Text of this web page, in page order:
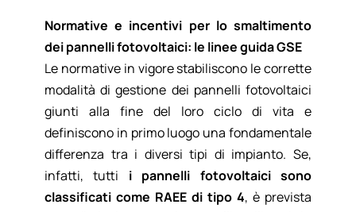
Normative e incentivi per lo smaltimento
dei pannelli fotovoltaici: le linee guida GSE
Le normative in vigore stabiliscono le corrette
modalità di gestione dei pannelli fotovoltaici
giunti alla fine del loro ciclo di vita e
definiscono in primo luogo una fondamentale
differenza tra i diversi tipi di impianto. Se,
infatti, tutti i pannelli fotovoltaici sono
classificati come RAEE di tipo 4, è prevista